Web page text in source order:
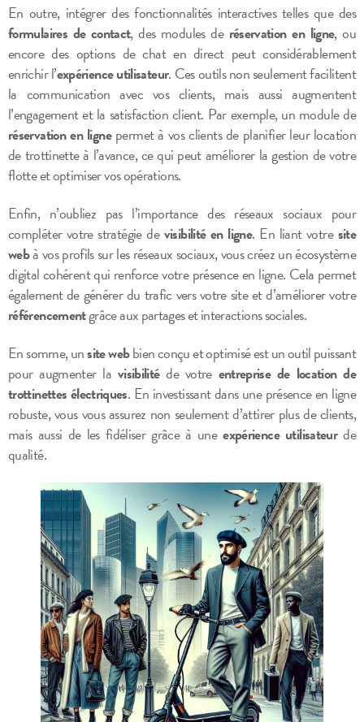
En outre, intégrer des fonctionnalités interactives telles que des
formulaires de contact, des modules de réservation en ligne, ou
encore des options de chat en direct peut considérablement
enrichir l’expérience utilisateur. Ces outils non seulement facilitent
la communication avec vos clients, mais aussi augmentent
l’engagement et la satisfaction client. Par exemple, un module de
réservation en lignepermet à vos clients de planifier leur location
de trottinette à l’avance, ce qui peut améliorer la gestion de votre
flotte et optimiser vos opérations.
Enfin, n’oubliez pas l’importance des réseaux sociaux pour
compléter votre stratégie devisibilité en ligne. En liant votresite
webà vos profils sur les réseaux sociaux, vous créez un écosystème
digital cohérent qui renforce votre présence en ligne. Cela permet
également de générer du trafic vers votre site et d’améliorer votre
référencementgrâce aux partages et interactions sociales.
En somme, unsite webbien conçu et optimisé est un outil puissant
pour augmenter la visibilitéde votre entreprise de location de
trottinettes électriques. En investissant dans une présence en ligne
robuste, vous vous assurez non seulement d’attirer plus de clients,
mais aussi de les fidéliser grâce à uneexpérience utilisateurde
qualité.